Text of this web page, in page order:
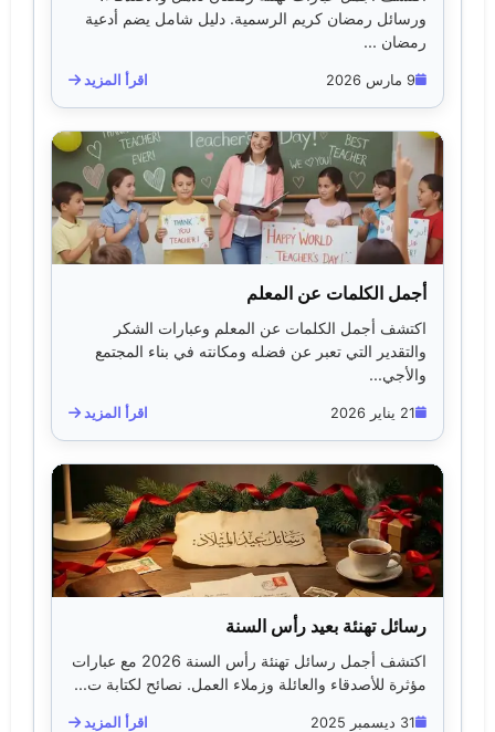
ورسائل رمضان كريم الرسمية. دليل شامل يضم أدعية
رمضان ...
9 مارس 2026 اقرأ المزيد
أجمل الكلمات عن المعلم
اكتشف أجمل الكلمات عن المعلم وعبارات الشكر
والتقدير التي تعبر عن فضله ومكانته في بناء المجتمع
والأجي...
21 يناير 2026 اقرأ المزيد
رسائل تهنئة بعيد رأس السنة
اكتشف أجمل رسائل تهنئة رأس السنة 2026 مع عبارات
مؤثرة للأصدقاء والعائلة وزملاء العمل. نصائح لكتابة ت...
31 ديسمبر 2025 اقرأ المزيد